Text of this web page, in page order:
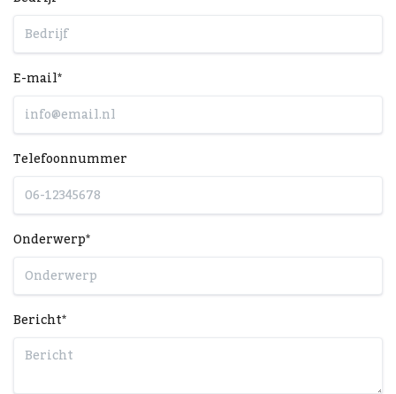
E-mail*
Telefoonnummer
Onderwerp*
Bericht*